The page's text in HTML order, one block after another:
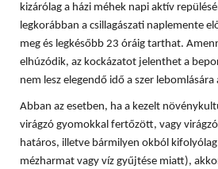
kizárólag a házi méhek napi aktív
legkorábban a csillagászati naplemente
meg és legkésőbb 23 óráig tarthat.
elhúzódik, az kockázatot jelenthet a
nem lesz elegendő idő a szer lebomlására
Abban az esetben, ha a kezelt
virágzó gyomokkal fertőzött, vagy
határos, illetve bármilyen okból
mézharmat vagy víz gyűjtése miatt),